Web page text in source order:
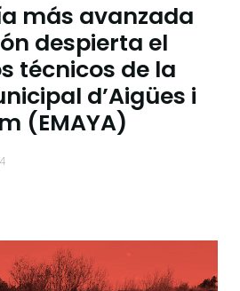
más avanzada
despierta el
técnicos de la
d’Aigües i
(EMAYA)